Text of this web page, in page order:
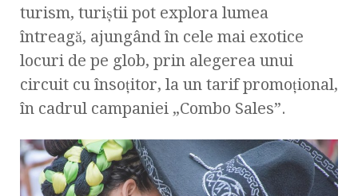
turism, turiștii pot explora lumea
întreagă, ajungând în cele mai exotice
locuri de pe glob, prin alegerea unui
circuit cu însoțitor, la un tarif promoțional,
în cadrul campaniei „Combo Sales”.